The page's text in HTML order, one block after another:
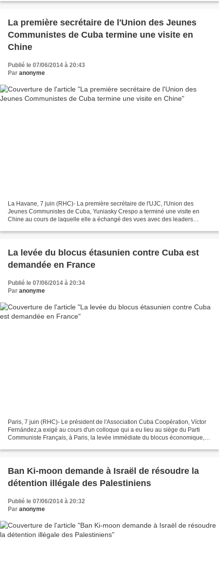
La première secrétaire de l'Union des Jeunes
Communistes de Cuba termine une visite en
Chine
Publié le 07/06/2014 à 20:43
Par anonyme
La Havane, 7 juin (RHC)- La première secrétaire de l'UJC, l'Union des
Jeunes Communistes de Cuba, Yuniasky Crespo a terminé une visite en
Chine au cours de laquelle elle a échangé des vues avec des leaders
La levée du blocus étasunien contre Cuba est
demandée en France
Publié le 07/06/2014 à 20:34
Par anonyme
Paris, 7 juin (RHC)- Le président de l'Association Cuba Coopération, Víctor
Fernández,a exigé au cours d'un colloque qui a eu lieu au siège du Parti
Communiste Français, à Paris, la levée immédiate du blocus économique,
Ban Ki-moon demande à Israël de résoudre la
détention illégale des Palestiniens
Publié le 07/06/2014 à 20:32
Par anonyme